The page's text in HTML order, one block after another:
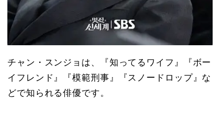
チャン・スンジョは、『知ってるワイフ』『ボー
イフレンド』『模範刑事』『スノードロップ』な
どで知られる俳優です。